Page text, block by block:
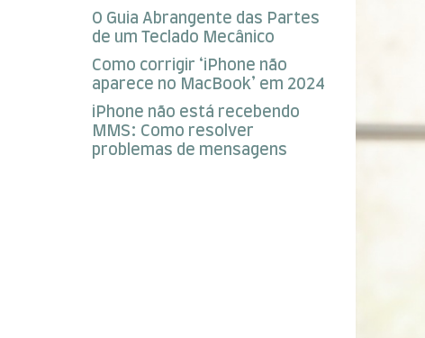
O Guia Abrangente das Partes
de um Teclado Mecânico
Como corrigir ‘iPhone não
aparece no MacBook’ em 2024
iPhone não está recebendo
MMS: Como resolver
problemas de mensagens